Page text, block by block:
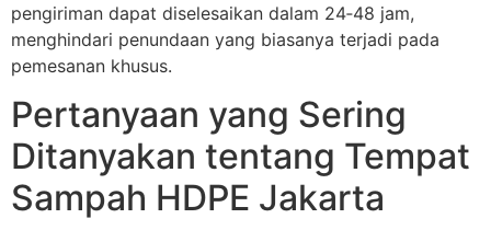
pengiriman dapat diselesaikan dalam 24‑48 jam,
menghindari penundaan yang biasanya terjadi pada
pemesanan khusus.
Pertanyaan yang Sering
Ditanyakan tentang Tempat
Sampah HDPE Jakarta